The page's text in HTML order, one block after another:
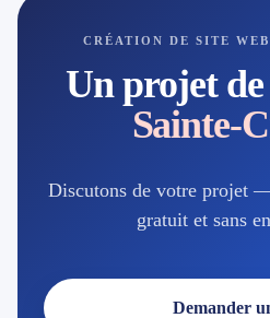
CRÉATION DE SITE
Un projet de
Sainte-
Discutons de votre projet
gratuit et sans
Demander